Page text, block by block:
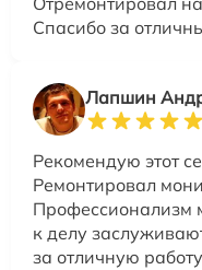
Спасибо за
Лапшин
Рекомендую этот
Ремонтировал
Профессионализм
к делу
за отличную